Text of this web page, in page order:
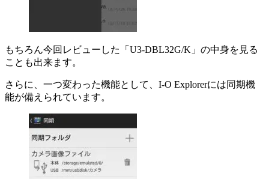
もちろん今回レビューした「U3-DBL32G/K」の中身を見る
ことも出来ます。
さらに、一つ変わった機能として、I-O Explorerには同期機
能が備えられています。